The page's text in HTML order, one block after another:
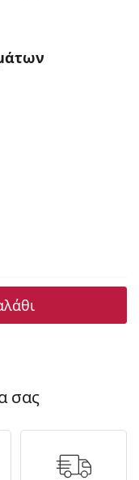
σας